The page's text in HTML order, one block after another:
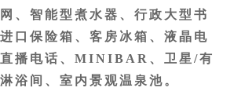
、智能型煮水器、行政大型书
口保险箱、客房冰箱、液晶电
播电话、MINIBAR、卫星/有
浴间、室内景观温泉池。